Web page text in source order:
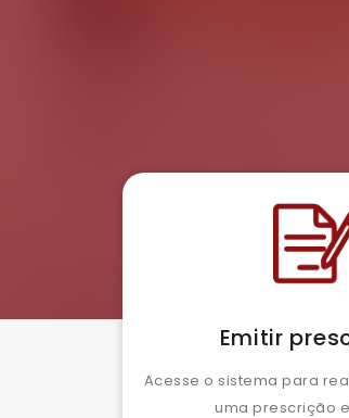
Emitir
Acesse o sistema para
uma prescrição